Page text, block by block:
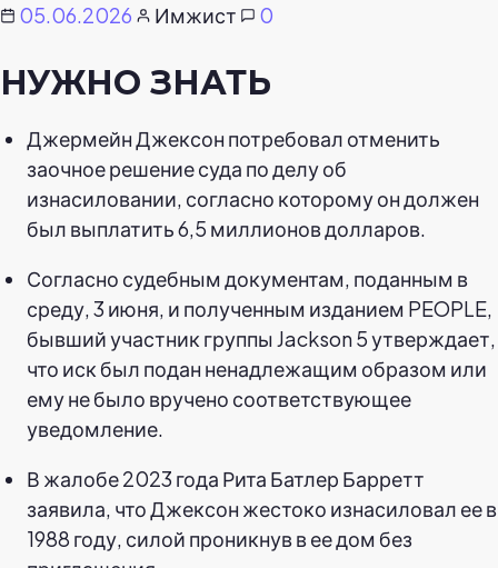
05.06.2026 Имжист 0
НУЖНО ЗНАТЬ
Джермейн Джексон потребовал отменить
заочное решение суда по делу об
изнасиловании, согласно которому он должен
был выплатить 6,5 миллионов долларов.
Согласно судебным документам, поданным в
среду, 3 июня, и полученным изданием PEOPLE,
бывший участник группы Jackson 5 утверждает,
что иск был подан ненадлежащим образом или
ему не было вручено соответствующее
уведомление.
В жалобе 2023 года Рита Батлер Барретт
заявила, что Джексон жестоко изнасиловал ее в
1988 году, силой проникнув в ее дом без